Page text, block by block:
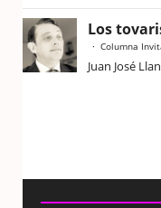
Los
Columna
Juan José